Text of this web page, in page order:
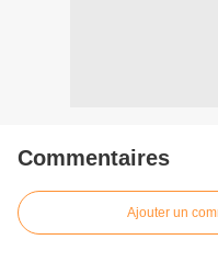
Commentaires
Ajouter un